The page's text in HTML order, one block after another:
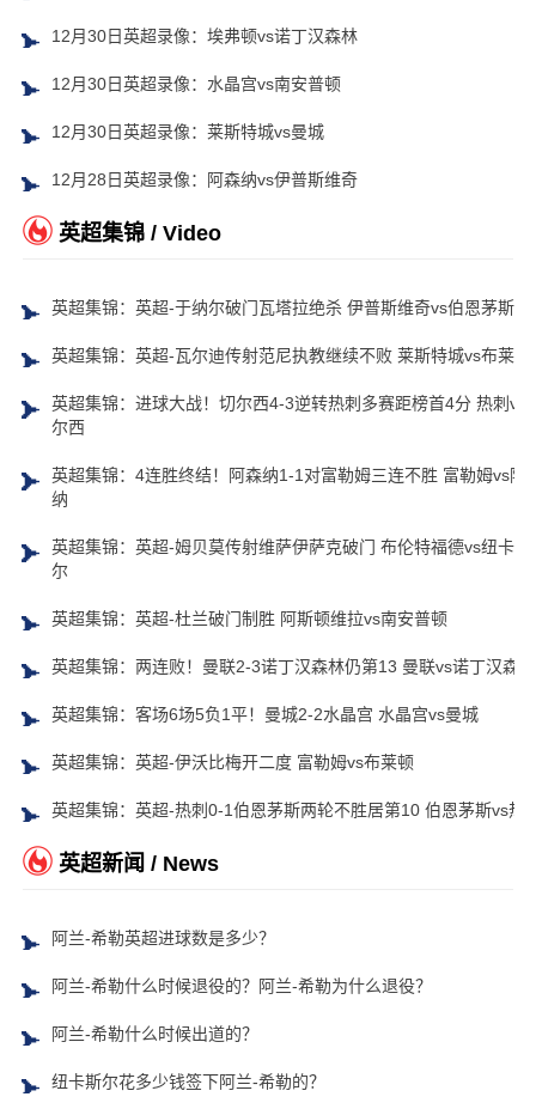
12月30日英超录像：埃弗顿vs诺丁汉森林
12月30日英超录像：水晶宫vs南安普顿
12月30日英超录像：莱斯特城vs曼城
12月28日英超录像：阿森纳vs伊普斯维奇
英超集锦 / Video
英超集锦：英超-于纳尔破门瓦塔拉绝杀 伊普斯维奇vs伯恩茅斯
英超集锦：英超-瓦尔迪传射范尼执教继续不败 莱斯特城vs布莱顿
英超集锦：进球大战！切尔西4-3逆转热刺多赛距榜首4分 热刺vs
尔西
英超集锦：4连胜终结！阿森纳1-1对富勒姆三连不胜 富勒姆vs阿
纳
英超集锦：英超-姆贝莫传射维萨伊萨克破门 布伦特福德vs纽卡斯
尔
英超集锦：英超-杜兰破门制胜 阿斯顿维拉vs南安普顿
英超集锦：两连败！曼联2-3诺丁汉森林仍第13 曼联vs诺丁汉森林
英超集锦：客场6场5负1平！曼城2-2水晶宫 水晶宫vs曼城
英超集锦：英超-伊沃比梅开二度 富勒姆vs布莱顿
英超集锦：英超-热刺0-1伯恩茅斯两轮不胜居第10 伯恩茅斯vs热
英超新闻 / News
阿兰-希勒英超进球数是多少？
阿兰-希勒什么时候退役的？阿兰-希勒为什么退役？
阿兰-希勒什么时候出道的？
纽卡斯尔花多少钱签下阿兰-希勒的？